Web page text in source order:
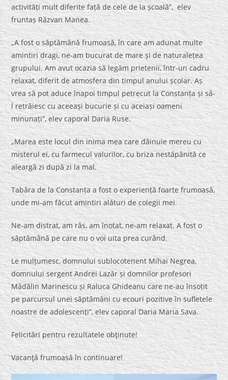
activități mult diferite față de cele de la școală”, elev
fruntaș Răzvan Manea.
„A fost o săptămână frumoasă, în care am adunat multe
amintiri dragi, ne-am bucurat de mare și de naturalețea
grupului. Am avut ocazia să legăm prietenii, într-un cadru
relaxat, diferit de atmosfera din timpul anului școlar. Aș
vrea să pot aduce înapoi timpul petrecut la Constanța și să-
l retrăiesc cu aceeași bucurie și cu aceiași oameni
minunați”, elev caporal Daria Ruse.
„Marea este locul din inima mea care dăinuie mereu cu
misterul ei, cu farmecul valurilor, cu briza nestăpânită ce
aleargă zi după zi la mal.
Tabăra de la Constanța a fost o experiență foarte frumoasă,
unde mi-am făcut amintiri alături de colegii mei.
Ne-am distrat, am râs, am înotat, ne-am relaxat. A fost o
săptămână pe care nu o voi uita prea curând.
Le mulțumesc, domnului sublocotenent Mihai Negrea,
domnului sergent Andrei Lazăr și domnilor profesori
Mădălin Marinescu și Raluca Ghideanu care ne-au însoțit
pe parcursul unei săptămâni cu ecouri pozitive în sufletele
noastre de adolescenți”, elev caporal Daria Maria Sava.
Felicitări pentru rezultatele obţinute!
Vacanţă frumoasă în continuare!